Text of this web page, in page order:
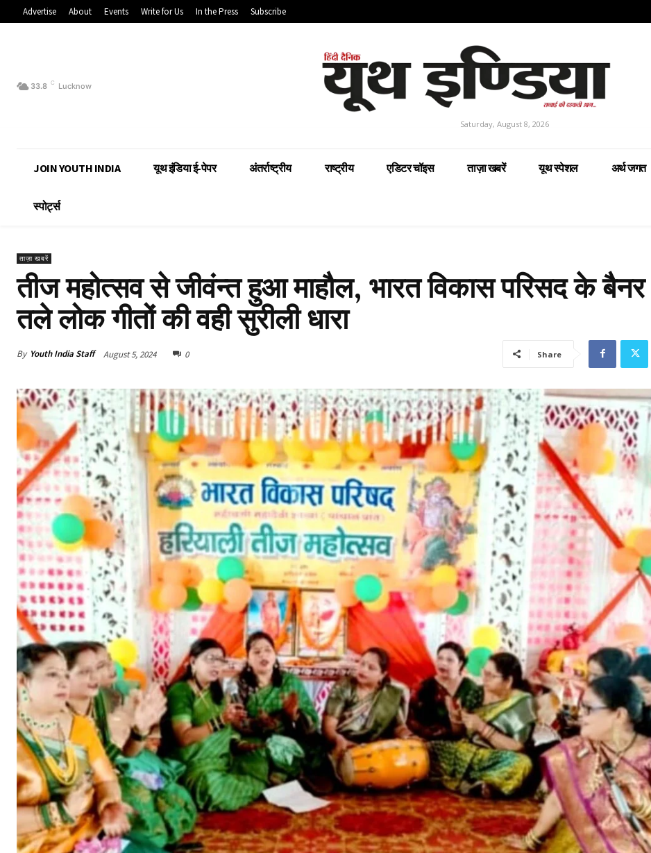
Advertise About Events Write for Us In the Press Subscribe
33.8 C Lucknow
Saturday, August 8, 2026
JOIN YOUTH INDIA यूथ इंडिया ई-पेपर अंतर्राष्ट्रीय राष्ट्रीय एडिटर चॉइस ताज़ा खबरें यूथ स्पेशल अर्थ जगत
स्पोर्ट्स
ताज़ा खबरें
तीज महोत्सव से जीवंन्त हुआ माहौल, भारत विकास परिसद के बैनर
तले लोक गीतों की वही सुरीली धारा
By Youth India Staff August 5, 2024 0 Share